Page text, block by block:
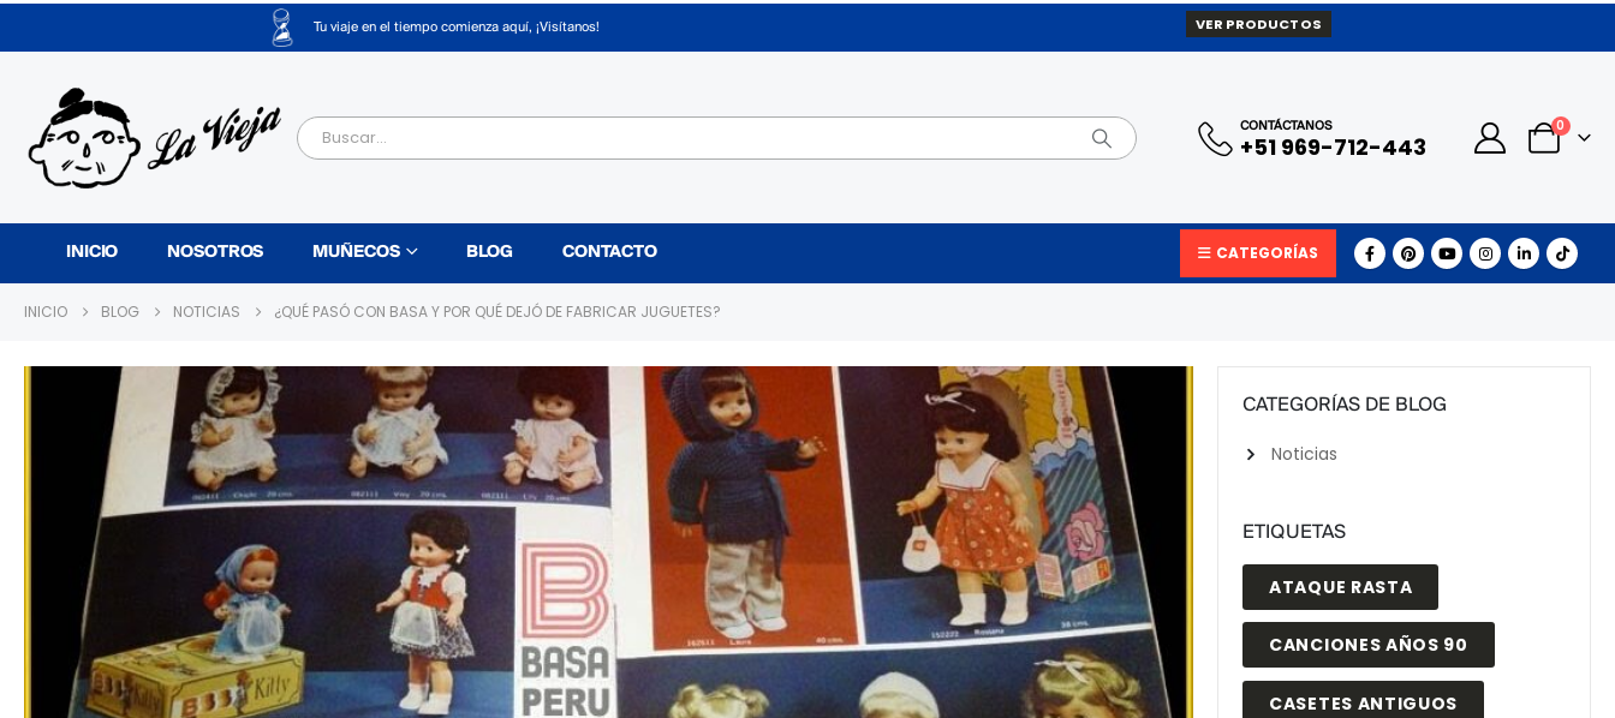
Tu viaje en el tiempo comienza aquí, ¡Visítanos! VER PRODUCTOS
CONTÁCTANOS
+51 969-712-443
0
INICIO NOSOTROS MUÑECOS BLOG CONTACTO CATEGORÍAS
INICIO BLOG NOTICIAS ¿QUÉ PASÓ CON BASA Y POR QUÉ DEJÓ DE FABRICAR JUGUETES?
CATEGORÍAS DE BLOG
Noticias
ETIQUETAS
ATAQUE RASTA
CANCIONES AÑOS 90
CASETES ANTIGUOS